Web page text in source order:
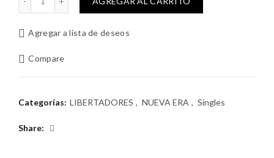
era:
$8.000.
es:
$6.000.
Agregar a lista de deseos
Compare
Categorías: LIBERTADORES , NUEVA ERA , Singles
Share